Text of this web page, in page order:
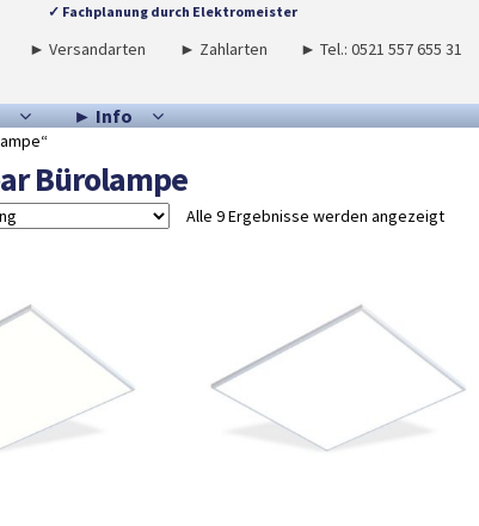
✓ Fachplanung durch Elektromeister
► Versandarten ► Zahlarten ► Tel.: 0521 557 655 31
► Info
Bürolampe
Alle 9 Ergebnisse werden angezeigt